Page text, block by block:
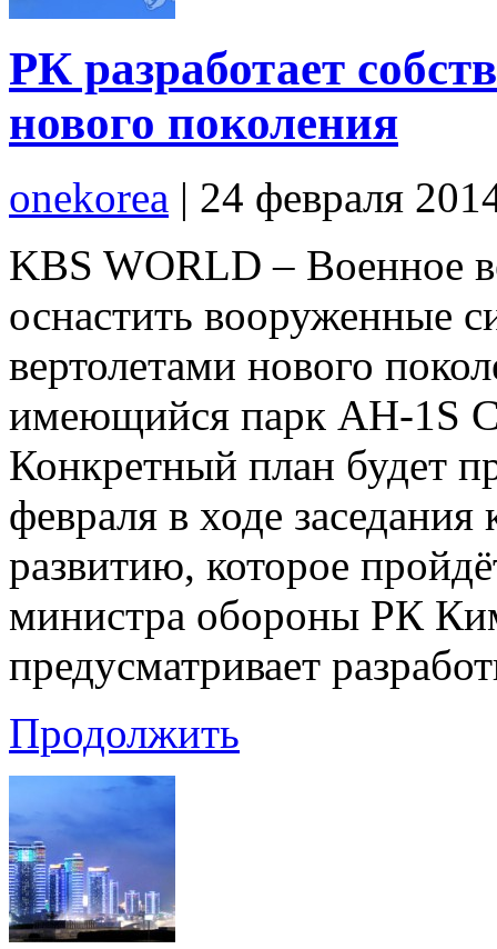
РК разработает
нового поколения
onekorea | 24 февраля
KBS WORLD – Военное
оснастить вооруженные
вертолетами нового
имеющийся парк AH-1S
Конкретный план будет
февраля в ходе
развитию, которое
министра обороны РК
предусматривает
Продолжить